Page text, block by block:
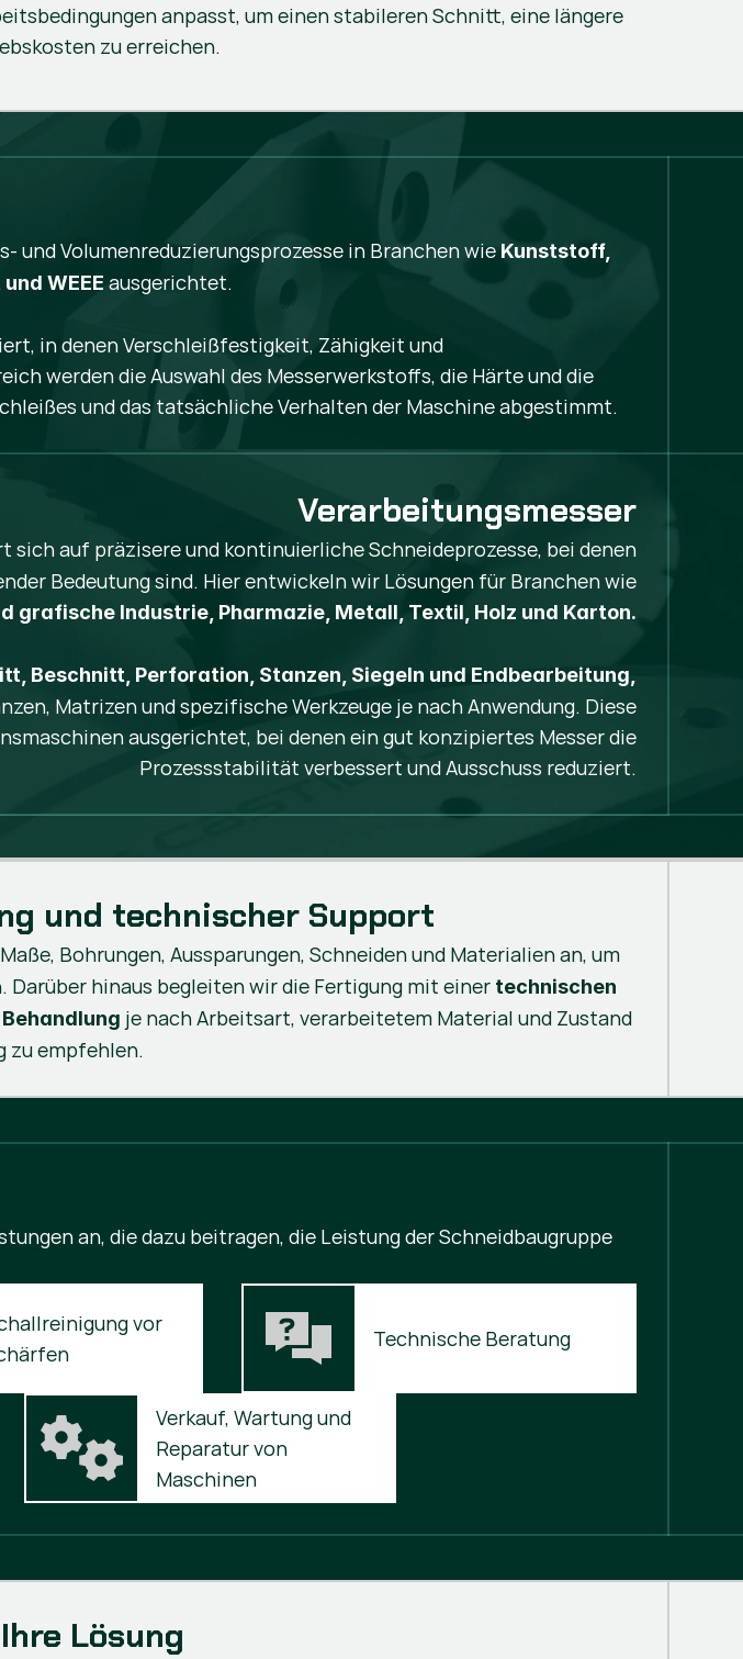
anpasst, um einen stabileren Schnitt, eine längere
zu erreichen.
und Volumenreduzierungsprozesse in Branchen wie Kunststoff,
WEEE ausgerichtet.
in denen Verschleißfestigkeit, Zähigkeit und
werden die Auswahl des Messerwerkstoffs, die Härte und die
und das tatsächliche Verhalten der Maschine abgestimmt.
Verarbeitungsmesser
sich auf präzisere und kontinuierliche Schneideprozesse, bei denen
Bedeutung sind. Hier entwickeln wir Lösungen für Branchen wie
grafische Industrie, Pharmazie, Metall, Textil, Holz und Karton.
Beschnitt, Perforation, Stanzen, Siegeln und Endbearbeitung,
Matrizen und spezifische Werkzeuge je nach Anwendung. Diese
ausgerichtet, bei denen ein gut konzipiertes Messer die
Prozessstabilität verbessert und Ausschuss reduziert.
und technischer Support
Bohrungen, Aussparungen, Schneiden und Materialien an, um
hinaus begleiten wir die Fertigung mit einer technischen
je nach Arbeitsart, verarbeitetem Material und Zustand
zu empfehlen.
an, die dazu beitragen, die Leistung der Schneidbaugruppe
vor
Technische Beratung
Verkauf, Wartung und
Reparatur von
Maschinen
Lösung